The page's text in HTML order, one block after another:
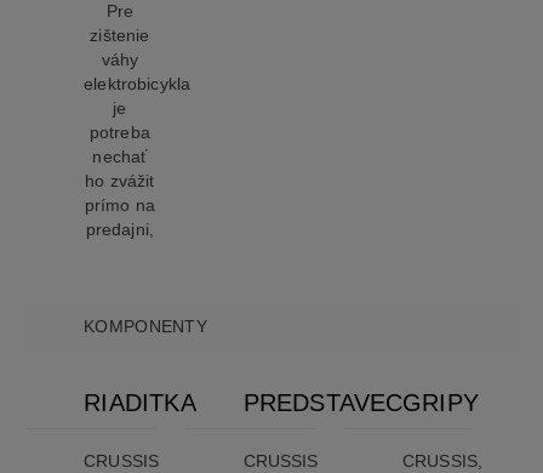
Pre
zištenie
váhy
elektrobicykla
je
potreba
nechať
ho zvážit
prímo na
predajni,
KOMPONENTY
RIADITKA
CRUSSIS
PREDSTAVEC
CRUSSIS
GRIPY
CRUSSIS,